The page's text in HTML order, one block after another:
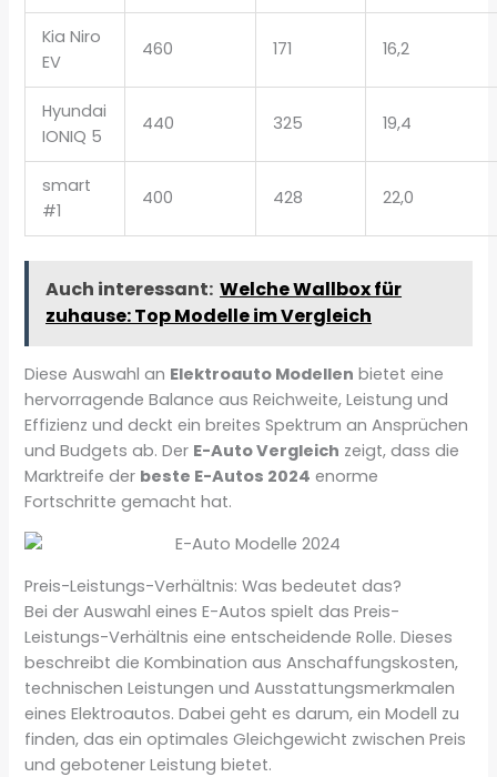
Kia Niro
EV
460 171 16,2
Hyundai
IONIQ 5
440 325 19,4
smart
#1
400 428 22,0
Auch interessant: Welche Wallbox für
zuhause: Top Modelle im Vergleich
Diese Auswahl an Elektroauto Modellen bietet eine
hervorragende Balance aus Reichweite, Leistung und
Effizienz und deckt ein breites Spektrum an Ansprüchen
und Budgets ab. Der E-Auto Vergleich zeigt, dass die
Marktreife der beste E-Autos 2024 enorme
Fortschritte gemacht hat.
Preis-Leistungs-Verhältnis: Was bedeutet das?
Bei der Auswahl eines E-Autos spielt das Preis-
Leistungs-Verhältnis eine entscheidende Rolle. Dieses
beschreibt die Kombination aus Anschaffungskosten,
technischen Leistungen und Ausstattungsmerkmalen
eines Elektroautos. Dabei geht es darum, ein Modell zu
finden, das ein optimales Gleichgewicht zwischen Preis
und gebotener Leistung bietet.